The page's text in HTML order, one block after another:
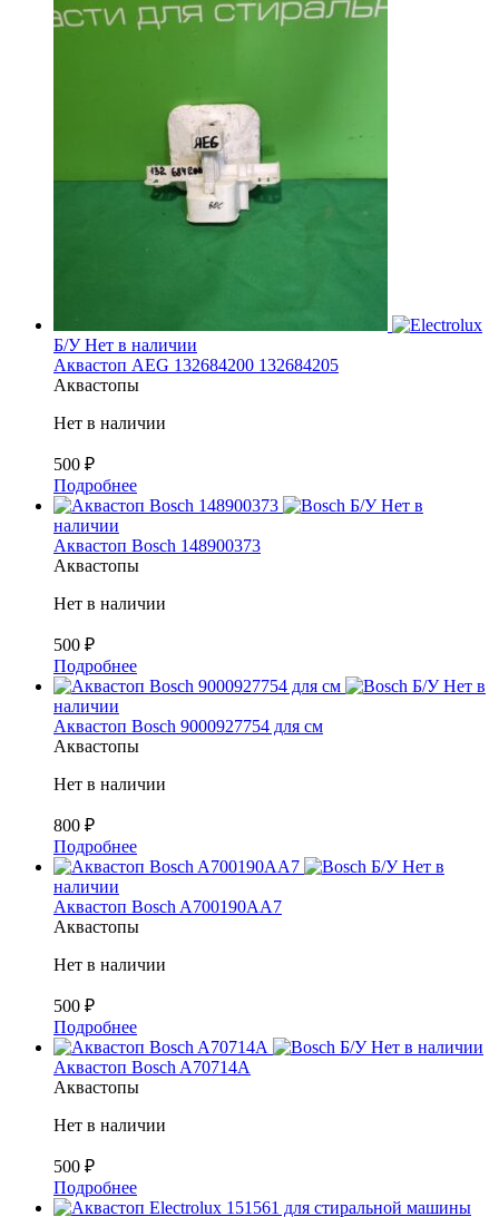
Б/У Нет в наличии
Аквастоп AEG 132684200 132684205
Аквастопы
Нет в наличии
500 ₽
Подробнее
Б/У Нет в
наличии
Аквастоп Bosch 148900373
Аквастопы
Нет в наличии
500 ₽
Подробнее
Б/У Нет в
наличии
Аквастоп Bosch 9000927754 для см
Аквастопы
Нет в наличии
800 ₽
Подробнее
Б/У Нет в
наличии
Аквастоп Bosch A700190AA7
Аквастопы
Нет в наличии
500 ₽
Подробнее
Б/У Нет в наличии
Аквастоп Bosch A70714A
Аквастопы
Нет в наличии
500 ₽
Подробнее